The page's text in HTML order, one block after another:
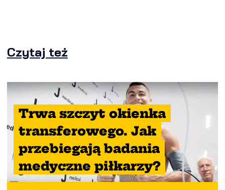
Czytaj też
Trwa szczyt okienka
transferowego. Jak
przebiegają badania
medyczne piłkarzy?